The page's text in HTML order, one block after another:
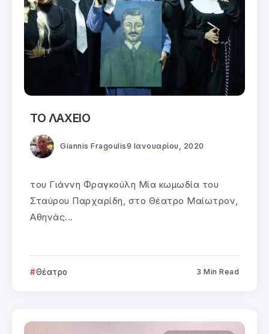
ΤΟ ΛΑΧΕΙΟ
Giannis Fragoulis9 Ιανουαρίου, 2020
του Γιάννη Φραγκούλη Μία κωμωδία του
Σταύρου Παρχαρίδη, στο Θέατρο Μαίωτρον,
Αθηνάς...
Θέατρο 3 Min Read